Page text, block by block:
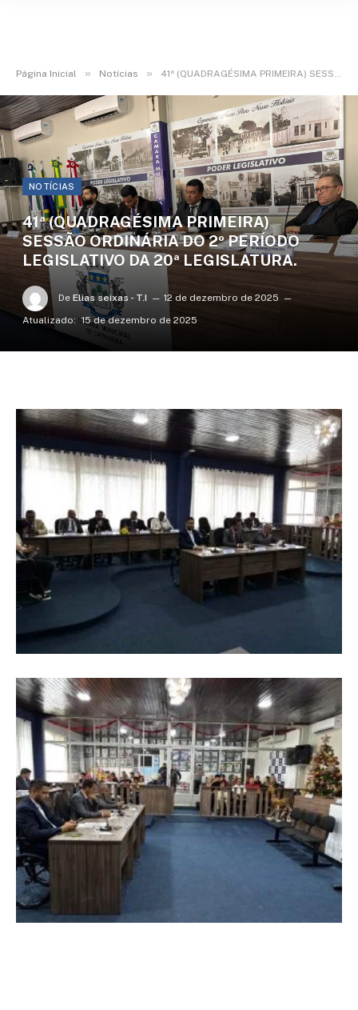
Página Inicial » Notícias » 41ª (QUADRAGÉSIMA PRIMEIRA) SESSÃO ORDINÁRIA DO 2º PERÍODO LEGISLATIVO DA 20ª LEGISLATURA.
NOTÍCIAS
41ª (QUADRAGÉSIMA PRIMEIRA)
SESSÃO ORDINÁRIA DO 2º PERÍODO
LEGISLATIVO DA 20ª LEGISLATURA.
De Elias seixas - T.I
12 de dezembro de 2025
Atualizado: 15 de dezembro de 2025